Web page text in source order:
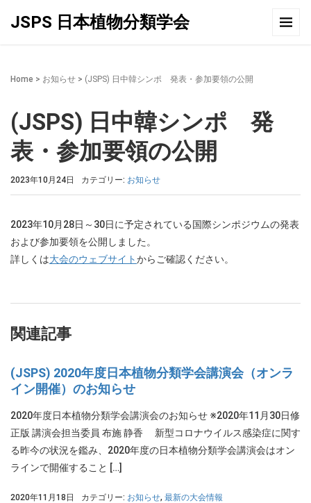
JSPS 日本植物分類学会
Home > お知らせ > (JSPS) 日中韓シンポ 発表・参加要領の公開
(JSPS) 日中韓シンポ 発
表・参加要領の公開
2023年10月24日 カテゴリー: お知らせ
2023年10月28日～30日に予定されている国際シンポジウムの発表
および参加要領を公開しました。
詳しくは大会のウェブサイトからご確認ください。
関連記事
(JSPS) 2020年度日本植物分類学会講演会（オンラ
イン開催）のお知らせ
2020年度日本植物分類学会講演会のお知らせ ※2020年11月30日修
正版 講演会担当委員 布施 静香 新型コロナウイルス感染症に関す
る昨今の状況を鑑み、2020年度の日本植物分類学会講演会はオン
ラインで開催すること […]
2020年11月18日 カテゴリー: お知らせ, 最新の大会情報